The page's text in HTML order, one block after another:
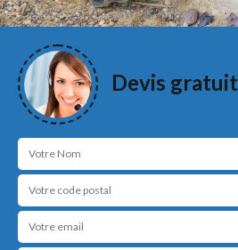
Devis gratuit